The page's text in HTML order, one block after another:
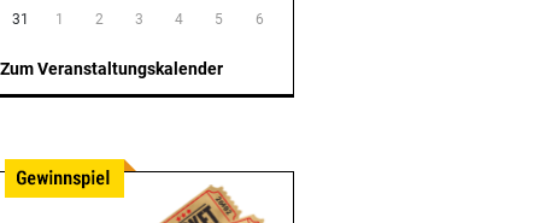
31 1 2 3 4 5 6
Zum Veranstaltungskalender